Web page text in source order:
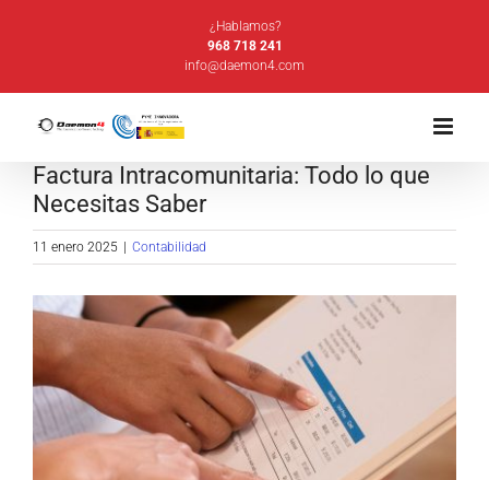
¿Hablamos?
968 718 241
info@daemon4.com
Factura Intracomunitaria: Todo lo que
Necesitas Saber
11 enero 2025 Contabilidad
Ver
imagen
más
grande